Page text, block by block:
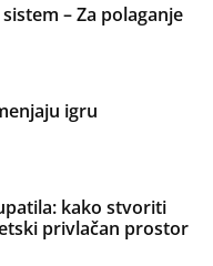
– Za polaganje
igru
kako stvoriti
privlačan prostor